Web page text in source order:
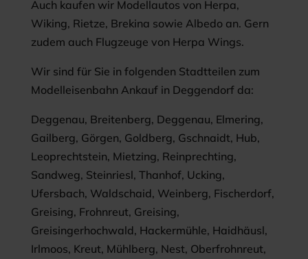
Auch kaufen wir Modellautos von Herpa,
Wiking, Rietze, Brekina sowie Albedo an. Gern
zudem auch Flugzeuge von Herpa Wings.
Wir sind für Sie in folgenden Stadtteilen zum
Modelleisenbahn Ankauf in Deggendorf da:
Deggenau, Breitenberg, Deggenau, Elmering,
Gailberg, Görgen, Goldberg, Gschnaidt, Hub,
Leoprechtstein, Mietzing, Reinprechting,
Sandweg, Steinriesl, Thanhof, Ucking,
Ufersbach, Waldschaid, Weinberg, Fischerdorf,
Greising, Frohnreut, Greising,
Greisingerhochwald, Hackermühle, Haidhäusl,
Irlmoos, Kreut, Mühlberg, Nest, Oberfrohnreut,